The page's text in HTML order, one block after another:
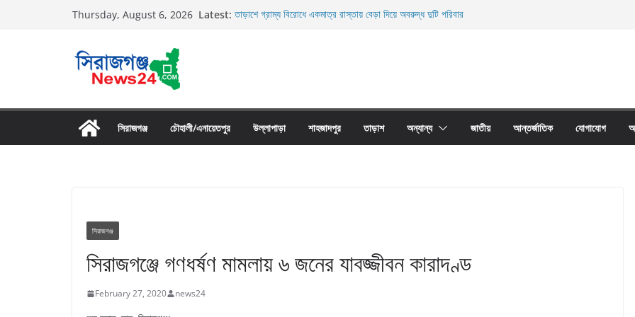
Thursday, August 6, 2026 Latest: তাড়াশে গ্রাম্য বিরোধে একমাত্র রাস্তায় বেড়া দিয়ে অবরুদ্ধ দুটি পরিবার
সিরাজগঞ্জ চৌহালী/এনায়েতপুর উল্লাপাড়া শাহজাদপুর তাড়াশ অন্যান্য জাতীয় আন্তর্জাতিক যোগাযোগ
সিরাজগঞ্জ
সিরাজগঞ্জে গণধর্ষণ মামলায় ৬ জনের যাবজ্জীবন কারাদণ্ড
February 27, 2020 news24